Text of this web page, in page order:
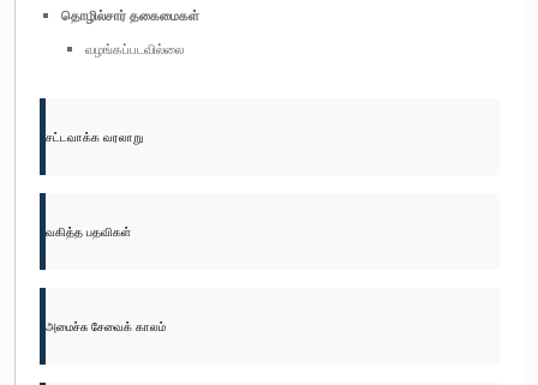
தொழில்சார் தகைமைகள்
வழங்கப்படவில்லை
சட்டவாக்க வரலாறு
வகித்த பதவிகள்
அமைச்சு சேவைக் காலம்